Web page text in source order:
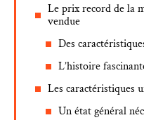
Le prix record de la
vendue
Des
L’histoire
Les caractéristiques
Un état général